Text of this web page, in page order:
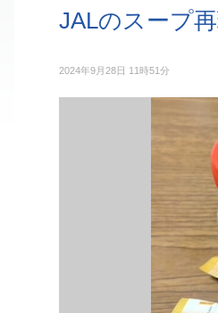
JALのスープ
2024年9月28日 11時51分